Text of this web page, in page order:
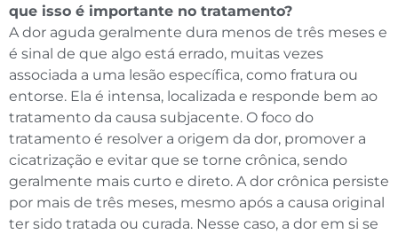
que isso é importante no tratamento?
A dor aguda geralmente dura menos de três meses e
é sinal de que algo está errado, muitas vezes
associada a uma lesão específica, como fratura ou
entorse. Ela é intensa, localizada e responde bem ao
tratamento da causa subjacente. O foco do
tratamento é resolver a origem da dor, promover a
cicatrização e evitar que se torne crônica, sendo
geralmente mais curto e direto. A dor crônica persiste
por mais de três meses, mesmo após a causa original
ter sido tratada ou curada. Nesse caso, a dor em si se